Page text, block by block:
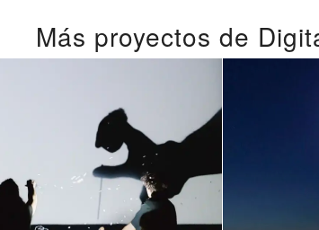
Más proyectos de
espectáculo para
empresas a
medida para